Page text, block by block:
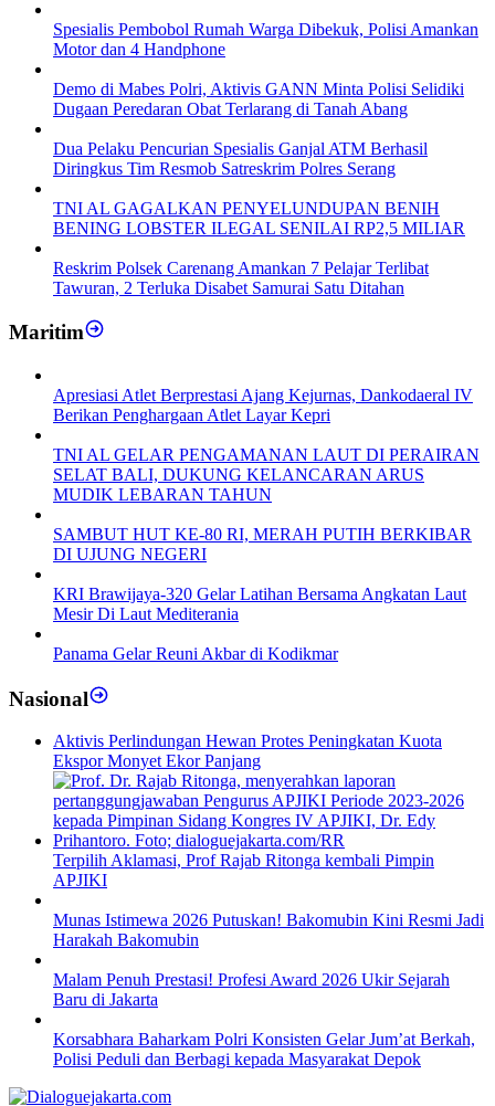
Spesialis Pembobol Rumah Warga Dibekuk, Polisi Amankan
Motor dan 4 Handphone
Demo di Mabes Polri, Aktivis GANN Minta Polisi Selidiki
Dugaan Peredaran Obat Terlarang di Tanah Abang
Dua Pelaku Pencurian Spesialis Ganjal ATM Berhasil
Diringkus Tim Resmob Satreskrim Polres Serang
TNI AL GAGALKAN PENYELUNDUPAN BENIH
BENING LOBSTER ILEGAL SENILAI RP2,5 MILIAR
Reskrim Polsek Carenang Amankan 7 Pelajar Terlibat
Tawuran, 2 Terluka Disabet Samurai Satu Ditahan
Maritim
Apresiasi Atlet Berprestasi Ajang Kejurnas, Dankodaeral IV
Berikan Penghargaan Atlet Layar Kepri
TNI AL GELAR PENGAMANAN LAUT DI PERAIRAN
SELAT BALI, DUKUNG KELANCARAN ARUS
MUDIK LEBARAN TAHUN
SAMBUT HUT KE-80 RI, MERAH PUTIH BERKIBAR
DI UJUNG NEGERI
KRI Brawijaya-320 Gelar Latihan Bersama Angkatan Laut
Mesir Di Laut Mediterania
Panama Gelar Reuni Akbar di Kodikmar
Nasional
Aktivis Perlindungan Hewan Protes Peningkatan Kuota
Ekspor Monyet Ekor Panjang
Terpilih Aklamasi, Prof Rajab Ritonga kembali Pimpin
APJIKI
Munas Istimewa 2026 Putuskan! Bakomubin Kini Resmi Jadi
Harakah Bakomubin
Malam Penuh Prestasi! Profesi Award 2026 Ukir Sejarah
Baru di Jakarta
Korsabhara Baharkam Polri Konsisten Gelar Jum’at Berkah,
Polisi Peduli dan Berbagi kepada Masyarakat Depok